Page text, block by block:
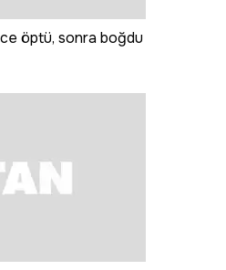
öptü, sonra boğdu